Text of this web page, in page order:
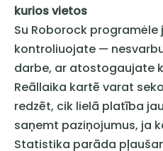
kurios vietos
Su Roborock programėle
kontroliuojate —
darbe, ar atostogaujate
Reāllaika kartē varat
redzēt, cik lielā platība
saņemt paziņojumus, ja
Statistika parāda